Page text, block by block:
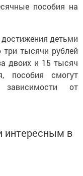
пособия на
достижения детьми
три тысячи рублей
двоих и 15 тысяч
пособия смогут
от
в